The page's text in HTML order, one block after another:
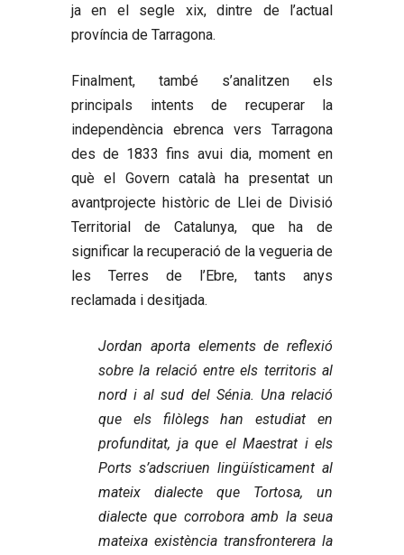
ja en el segle xix, dintre de l’actual
província de Tarragona.
Finalment, també s’analitzen els
principals intents de recuperar la
independència ebrenca vers Tarragona
des de 1833 fins avui dia, moment en
què el Govern català ha presentat un
avantprojecte històric de Llei de Divisió
Territorial de Catalunya, que ha de
significar la recuperació de la vegueria de
les Terres de l’Ebre, tants anys
reclamada i desitjada.
Jordan aporta elements de reflexió
sobre la relació entre els territoris al
nord i al sud del Sénia. Una relació
que els filòlegs han estudiat en
profunditat, ja que el Maestrat i els
Ports s’adscriuen lingüísticament al
mateix dialecte que Tortosa, un
dialecte que corrobora amb la seua
mateixa existència transfronterera la